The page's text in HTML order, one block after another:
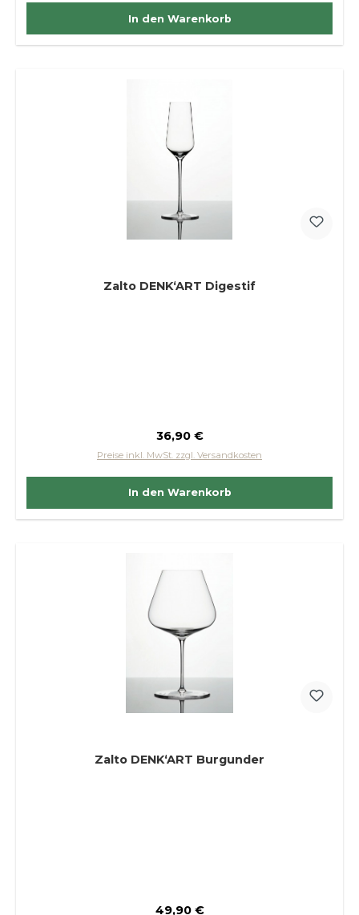
In den Warenkorb
Zalto DENK‘ART Digestif
Regulärer Preis:
36,90 €
Preise inkl. MwSt. zzgl. Versandkosten
In den Warenkorb
Zalto DENK‘ART Burgunder
Regulärer Preis:
49,90 €